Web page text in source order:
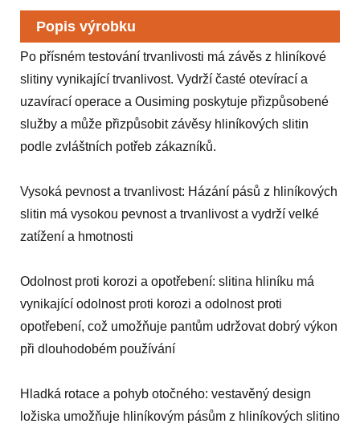
Popis výrobku
Po přísném testování trvanlivosti má závěs z hliníkové
slitiny vynikající trvanlivost. Vydrží časté otevírací a
uzavírací operace a Ousiming poskytuje přizpůsobené
služby a může přizpůsobit závěsy hliníkových slitin
podle zvláštních potřeb zákazníků.
Vysoká pevnost a trvanlivost: Házání pásů z hliníkových
slitin má vysokou pevnost a trvanlivost a vydrží velké
zatížení a hmotnosti
Odolnost proti korozi a opotřebení: slitina hliníku má
vynikající odolnost proti korozi a odolnost proti
opotřebení, což umožňuje pantům udržovat dobrý výkon
při dlouhodobém používání
Hladká rotace a pohyb otočného: vestavěný design
ložiska umožňuje hliníkovým pásům z hliníkových slitino